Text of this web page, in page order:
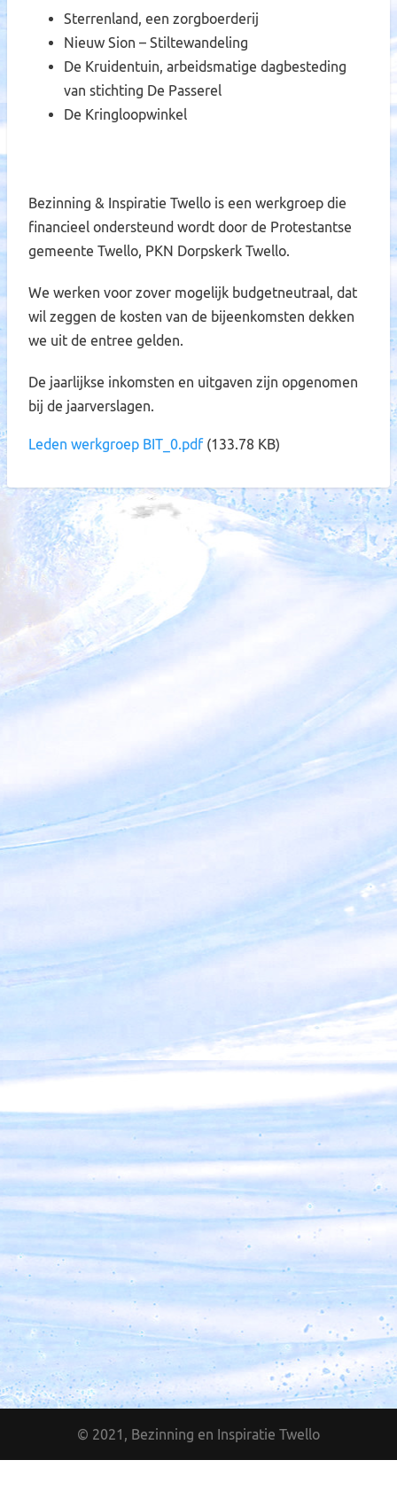
Sterrenland, een zorgboerderij
Nieuw Sion – Stiltewandeling
De Kruidentuin, arbeidsmatige dagbesteding
van stichting De Passerel
De Kringloopwinkel
Bezinning & Inspiratie Twello is een werkgroep die
financieel ondersteund wordt door de Protestantse
gemeente Twello, PKN Dorpskerk Twello.
We werken voor zover mogelijk budgetneutraal, dat
wil zeggen de kosten van de bijeenkomsten dekken
we uit de entree gelden.
De jaarlijkse inkomsten en uitgaven zijn opgenomen
bij de jaarverslagen.
Leden werkgroep BIT_0.pdf (133.78 KB)
19 september 2026
Siondag
werkgroep BIT
4 oktober 2026
Hemels Gezang
De reis tussen de oosterse en christelijke spiritualiteit
Mehdi Jiwa
26 januari 2027
Ontmoeting op de berg
Boeddhisme, het pad van de krijger
Fred van Welsem
16 maart 2027
Hadé Overdulve
13 april 2027
De zachte krachten zullen zeker winnen
Dirk van de Glind
11 mei 2027
Sacrale dans ontmoeting met Taizé
Sahaja Pragt
© 2021, Bezinning en Inspiratie Twello